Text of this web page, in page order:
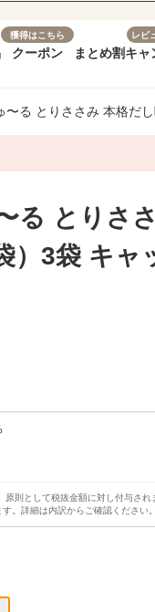
獲得はこちら
クーポン まとめ割
レビ
キャ
〜る とりささみ 本格だ
る とりさ
）3袋 キャ
則として税抜金額に対し付与され
。詳細は内訳からご確認ください。